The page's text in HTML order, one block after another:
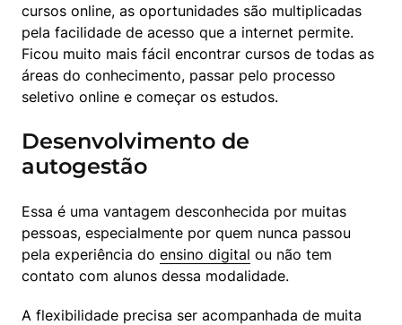
cursos online, as oportunidades são multiplicadas
pela facilidade de acesso que a internet permite.
Ficou muito mais fácil encontrar cursos de todas as
áreas do conhecimento, passar pelo processo
seletivo online e começar os estudos.
Desenvolvimento de
autogestão
Essa é uma vantagem desconhecida por muitas
pessoas, especialmente por quem nunca passou
pela experiência do ensino digital ou não tem
contato com alunos dessa modalidade.
A flexibilidade precisa ser acompanhada de muita